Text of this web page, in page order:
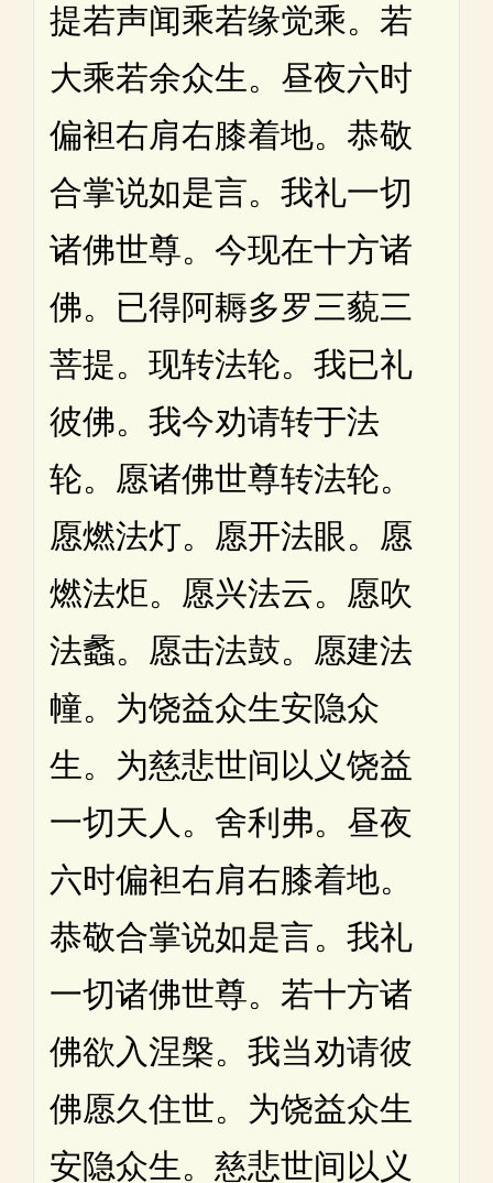
提若声闻乘若缘觉乘。若
大乘若余众生。昼夜六时
偏袒右肩右膝着地。恭敬
合掌说如是言。我礼一切
诸佛世尊。今现在十方诸
佛。已得阿耨多罗三藐三
菩提。现转法轮。我已礼
彼佛。我今劝请转于法
轮。愿诸佛世尊转法轮。
愿燃法灯。愿开法眼。愿
燃法炬。愿兴法云。愿吹
法蠡。愿击法鼓。愿建法
幢。为饶益众生安隐众
生。为慈悲世间以义饶益
一切天人。舍利弗。昼夜
六时偏袒右肩右膝着地。
恭敬合掌说如是言。我礼
一切诸佛世尊。若十方诸
佛欲入涅槃。我当劝请彼
佛愿久住世。为饶益众生
安隐众生。慈悲世间以义